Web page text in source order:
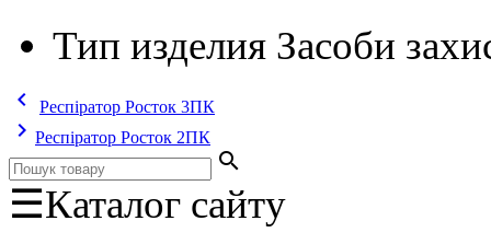
Тип изделия Засоби
keyboard_arrow_left Респіратор Росток 3ПК
keyboard_arrow_right Респіратор Росток 2ПК
search
☰Каталог сайту